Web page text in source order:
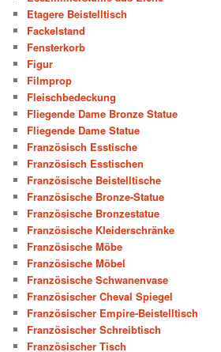
Etagere Beistelltisch
Fackelstand
Fensterkorb
Figur
Filmprop
Fleischbedeckung
Fliegende Dame Bronze Statue
Fliegende Dame Statue
Französisch Esstische
Französisch Esstischen
Französische Beistelltische
Französische Bronze-Statue
Französische Bronzestatue
Französische Kleiderschränke
Französische Möbe
Französische Möbel
Französische Schwanenvase
Französischer Cheval Spiegel
Französischer Empire-Beistelltisch
Französischer Schreibtisch
Französischer Tisch